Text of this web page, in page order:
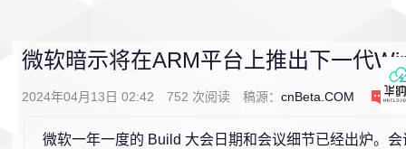
微软暗示将在ARM平台上推出下一代
2024年04月13日 02:42 752 次阅读 稿源： cnBeta.COM 0
微软一年一度的 Build 大会日期和会议细节已经出炉。